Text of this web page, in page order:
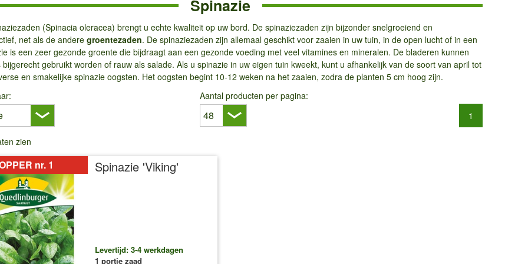
Spinazie
(Spinacia oleracea) brengt u echte kwaliteit op uw bord. De spinaziezaden zijn bijzonder snelgroeiend en
net als de andere groentezaden. De spinaziezaden zijn allemaal geschikt voor zaaien in uw tuin, in de open lucht of in een
is een zeer gezonde groente die bijdraagt ​​aan een gezonde voeding met veel vitamines en mineralen. De bladeren kunnen
bijgerecht gebruikt worden of rauw als salade. Als u spinazie in uw eigen tuin kweekt, kunt u afhankelijk van de soort van april tot
en smakelijke spinazie oogsten. Het oogsten begint 10-12 weken na het zaaien, zodra de planten 5 cm hoog zijn.
Aantal producten per pagina:
1
zien
nr. 1 Spinazie 'Viking'
Levertijd: 3-4 werkdagen
1 portie zaad